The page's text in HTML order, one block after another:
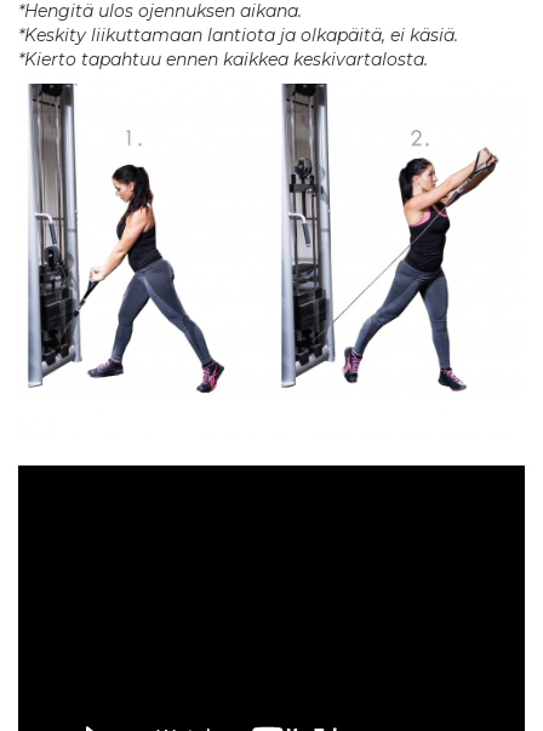
*Hengitä ulos ojennuksen aikana.
*Keskity liikuttamaan lantiota ja olkapäitä, ei käsiä.
*Kierto tapahtuu ennen kaikkea keskivartalosta.